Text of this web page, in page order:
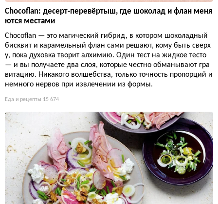
Chocoflan: десерт-перевёртыш, где шоколад и флан меня
ются местами
Chocoflan — это магический гибрид, в котором шоколадный
бисквит и карамельный флан сами решают, кому быть сверх
у, пока духовка творит алхимию. Один тест на жидкое тесто
— и вы получаете два слоя, которые честно обманывают гра
витацию. Никакого волшебства, только точность пропорций и
немного нервов при извлечении из формы.
Еда и рецепты 15 674